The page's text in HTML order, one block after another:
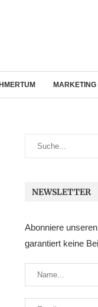
MARKETING
NEWSLETTER
Abonniere
garantiert keine